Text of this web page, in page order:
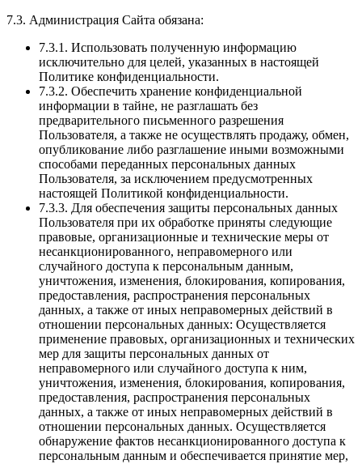
7.3. Администрация Сайта обязана:
7.3.1. Использовать полученную информацию
исключительно для целей, указанных в настоящей
Политике конфиденциальности.
7.3.2. Обеспечить хранение конфиденциальной
информации в тайне, не разглашать без
предварительного письменного разрешения
Пользователя, а также не осуществлять продажу, обмен,
опубликование либо разглашение иными возможными
способами переданных персональных данных
Пользователя, за исключением предусмотренных
настоящей Политикой конфиденциальности.
7.3.3. Для обеспечения защиты персональных данных
Пользователя при их обработке приняты следующие
правовые, организационные и технические меры от
несанкционированного, неправомерного или
случайного доступа к персональным данным,
уничтожения, изменения, блокирования, копирования,
предоставления, распространения персональных
данных, а также от иных неправомерных действий в
отношении персональных данных: Осуществляется
применение правовых, организационных и технических
мер для защиты персональных данных от
неправомерного или случайного доступа к ним,
уничтожения, изменения, блокирования, копирования,
предоставления, распространения персональных
данных, а также от иных неправомерных действий в
отношении персональных данных. Осуществляется
обнаружение фактов несанкционированного доступа к
персональным данным и обеспечивается принятие мер,